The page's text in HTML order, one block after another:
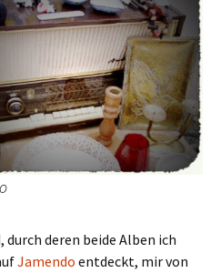
deren beide Alben ich
Jamendo entdeckt, mir von